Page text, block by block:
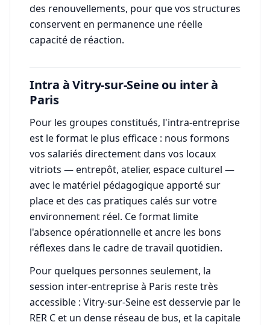
des renouvellements, pour que vos structures
conservent en permanence une réelle
capacité de réaction.
Intra à Vitry-sur-Seine ou inter à
Paris
Pour les groupes constitués, l'intra-entreprise
est le format le plus efficace : nous formons
vos salariés directement dans vos locaux
vitriots — entrepôt, atelier, espace culturel —
avec le matériel pédagogique apporté sur
place et des cas pratiques calés sur votre
environnement réel. Ce format limite
l'absence opérationnelle et ancre les bons
réflexes dans le cadre de travail quotidien.
Pour quelques personnes seulement, la
session inter-entreprise à Paris reste très
accessible : Vitry-sur-Seine est desservie par le
RER C et un dense réseau de bus, et la capitale